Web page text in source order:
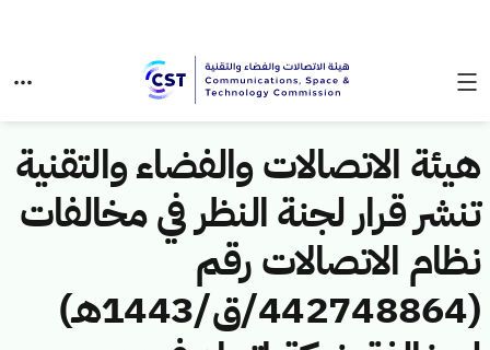
هيئة الاتصالات والفضاء والتقنية
تنشر قرار لجنة النظر في مخالفات
نظام الاتصالات رقم
(442748864/ق/1443هـ)